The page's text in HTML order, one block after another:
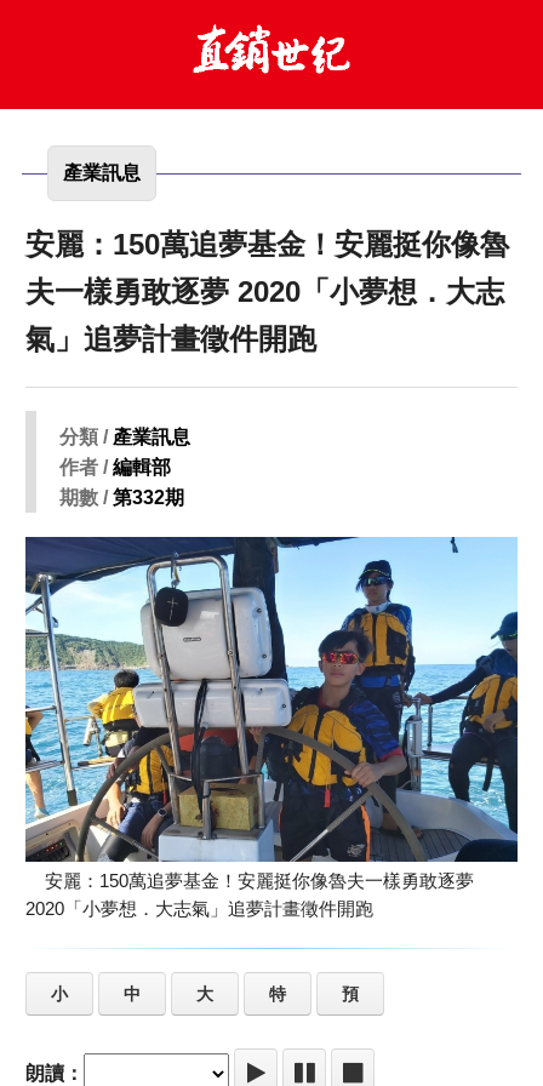
產業訊息
安麗：150萬追夢基金！安麗挺你像魯
夫一樣勇敢逐夢 2020「小夢想．大志
氣」追夢計畫徵件開跑
分類 / 產業訊息
作者 /編輯部
期數 /第332期
安麗：150萬追夢基金！安麗挺你像魯夫一樣勇敢逐夢
2020「小夢想．大志氣」追夢計畫徵件開跑
小 中 大 特 預
朗讀：